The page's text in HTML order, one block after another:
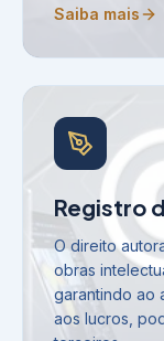
Saiba mais
Registro
O direito
obras
garantindo ao
aos lucros,